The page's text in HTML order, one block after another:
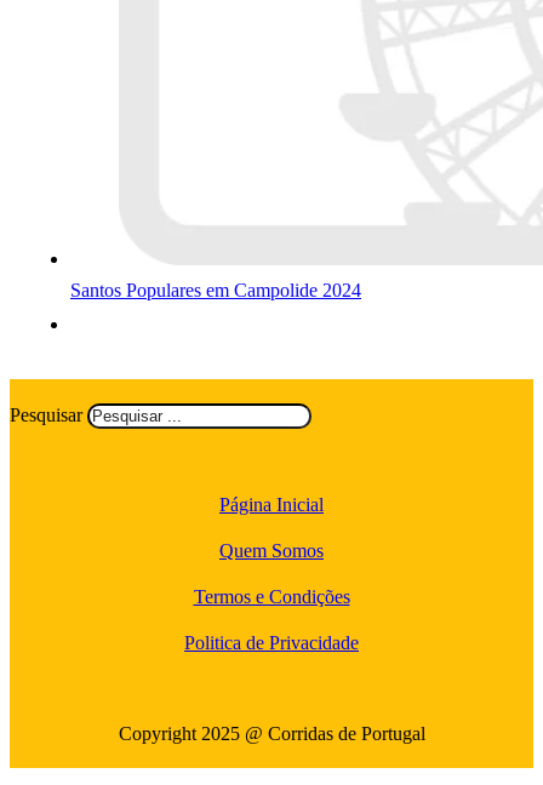
Santos Populares em Campolide 2024
Pesquisar
Página Inicial
Quem Somos
Termos e Condições
Politica de Privacidade
Copyright 2025 @ Corridas de Portugal